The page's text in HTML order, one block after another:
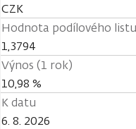
CZK
Hodnota podílového listu
1,3794
Výnos (1 rok)
10,98 %
K datu
6. 8. 2026